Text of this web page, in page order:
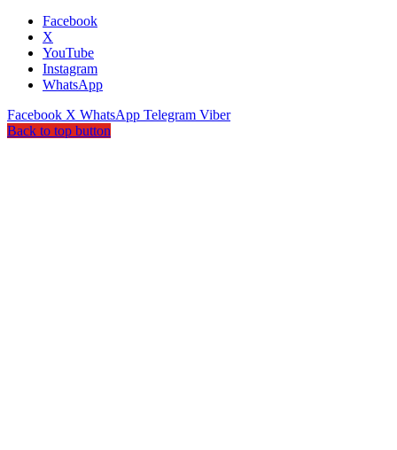
Facebook
X
YouTube
Instagram
WhatsApp
Facebook X WhatsApp Telegram Viber
Back to top button